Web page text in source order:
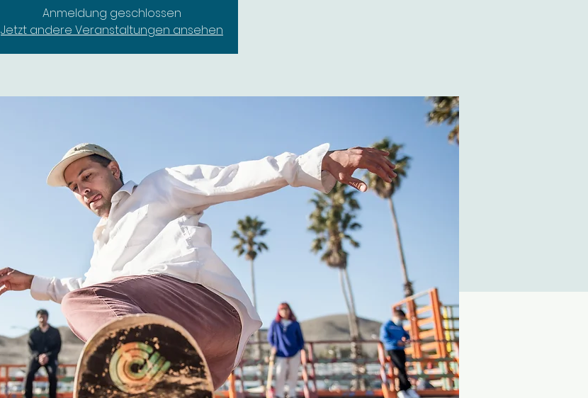
Anmeldung geschlossen
Jetzt andere Veranstaltungen ansehen